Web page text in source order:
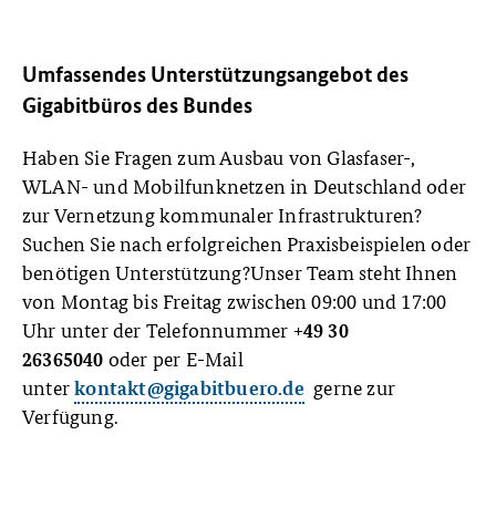
Umfassendes Unterstützungsangebot des
Gigabitbüros des Bundes
Haben Sie Fragen zum Ausbau von Glasfaser-,
WLAN- und Mobilfunknetzen in Deutschland oder
zur Vernetzung kommunaler Infrastrukturen?
Suchen Sie nach erfolgreichen Praxisbeispielen oder
benötigen Unterstützung?Unser Team steht Ihnen
von Montag bis Freitag zwischen 09:00 und 17:00
Uhr unter der Telefonnummer +49 30
26365040 oder per E-Mail
unterkontakt@gigabitbuero.de gerne zur
Verfügung.